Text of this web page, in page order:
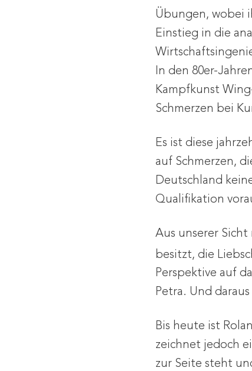
Übungen, wobei
Einstieg in die
In den 80er-
Kampfkunst
Schmerzen bei
Es ist diese
auf Schmerzen,
Deutschland
Qualifikation
Aus unserer
besitzt, die
Perspektive auf
Petra. Und
Bis heute ist
zeichnet jedoch
zur Seite steht